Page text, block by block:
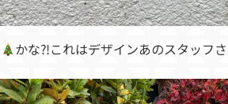
かな⁈これはデザインあのスタッフ